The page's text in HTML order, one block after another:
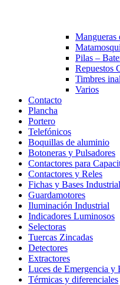
Mangueras
Pilas –
Repuestos
Timbres
Varios
Contacto
Plancha
Portero
Telefónicos
Boquillas de aluminio
Botoneras y Pulsadores
Contactores para
Contactores y Reles
Fichas y Bases
Guardamotores
Iluminación Industrial
Indicadores Luminosos
Selectoras
Tuercas Zincadas
Detectores
Extractores
Luces de Emergencia y
Térmicas y diferenciales